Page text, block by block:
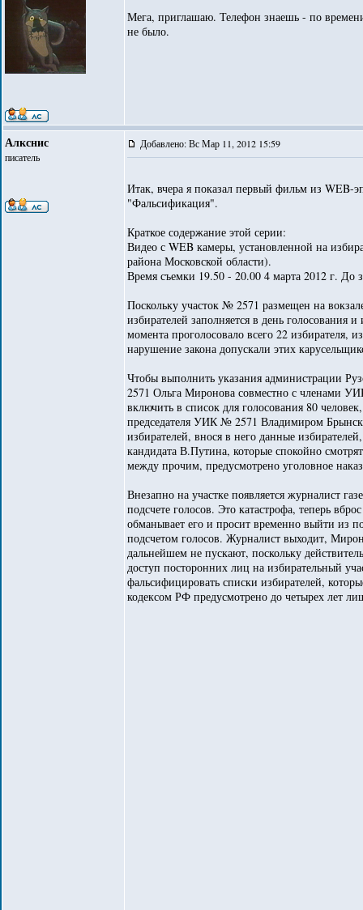
Мега, приглашаю. Телефон знаешь - по
не было.
Алкснис
писатель
Добавлено: Вс Мар 11, 2012 15:59
Итак, вчера я показал первый фильм из
"Фальсификация".
Краткое содержание этой серии:
Видео с WEB камеры, установленной на
района Московской области).
Время съемки 19.50 - 20.00 4 марта 2012 г. До
Поскольку участок № 2571 размещен на
избирателей заполняется в день голосования
момента проголосовало всего 22
нарушение закона допускали этих
Чтобы выполнить указания администрации
2571 Ольга Миронова совместно с членами
включить в список для голосования 80
председателя УИК № 2571 Владимиром
избирателей, внося в него данные
кандидата В.Путина, которые спокойно
между прочим, предусмотрено уголовное
Внезапно на участке появляется журналист
подсчете голосов. Это катастрофа, теперь
обманывает его и просит временно выйти из
подсчетом голосов. Журналист выходит,
дальнейшем не пускают, поскольку
доступ посторонних лиц на избирательный
фальсифицировать списки избирателей,
кодексом РФ предусмотрено до четырех лет